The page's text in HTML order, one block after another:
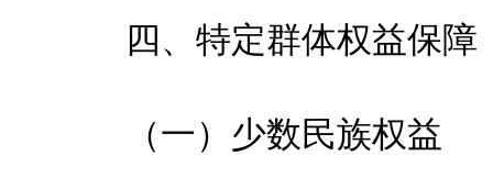
四、特定群体权益保障
（一）少数民族权益